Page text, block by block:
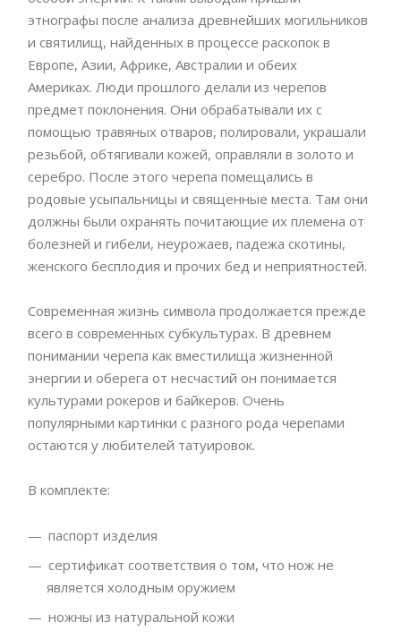
этнографы после анализа древнейших могильников
и святилищ, найденных в процессе раскопок в
Европе, Азии, Африке, Австралии и обеих
Америках. Люди прошлого делали из черепов
предмет поклонения. Они обрабатывали их с
помощью травяных отваров, полировали, украшали
резьбой, обтягивали кожей, оправляли в золото и
серебро. После этого черепа помещались в
родовые усыпальницы и священные места. Там они
должны были охранять почитающие их племена от
болезней и гибели, неурожаев, падежа скотины,
женского бесплодия и прочих бед и неприятностей.
Современная жизнь символа продолжается прежде
всего в современных субкультурах. В древнем
понимании черепа как вместилища жизненной
энергии и оберега от несчастий он понимается
культурами рокеров и байкеров. Очень
популярными картинки с разного рода черепами
остаются у любителей татуировок.
В комплекте:
паспорт изделия
сертификат соответствия о том, что нож не
является холодным оружием
ножны из натуральной кожи